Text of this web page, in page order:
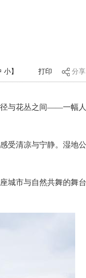
小】 打印 分
径与花丛之间——一幅
受清凉与宁静。湿地
城市与自然共舞的舞